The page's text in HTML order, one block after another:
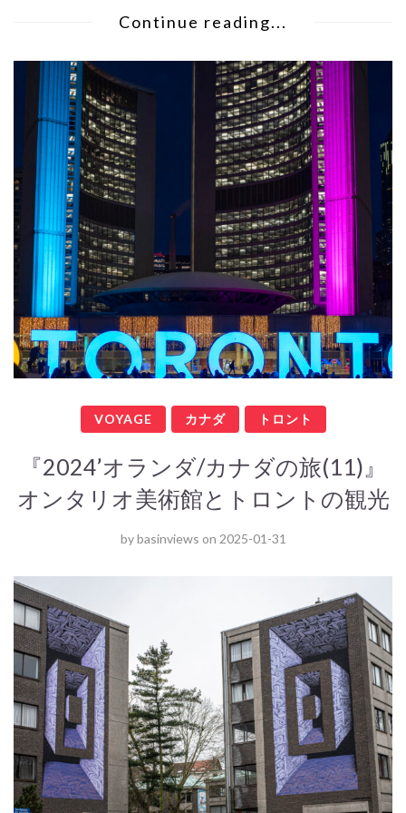
Continue reading...
VOYAGE カナダ トロント
『2024’オランダ/カナダの旅(11)』
オンタリオ美術館とトロントの観光
bybasinviews on 2025-01-31